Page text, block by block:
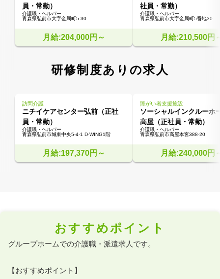
員・常勤）
介護職・ヘルパー
青森県弘前市大字金属町5-30
月給:204,000円～
社員・常勤）
介護職・ヘルパー
青森県弘前市大字金属町5番地30
月給:210,500円
研修制度ありの求人
訪問介護
ニチイケアセンター弘前（正社
員・常勤）
介護職・ヘルパー
青森県弘前市城東中央5-4-1 D-WING1階
月給:197,370円～
障がい者支援施設
ソーシャルインクルーホ
高屋（正社員・常勤）
介護職・ヘルパー
青森県弘前市高屋本宮388-20
月給:240,000円
おすすめポイント
グループホームでの介護職・派遣求人です。
【おすすめポイント】